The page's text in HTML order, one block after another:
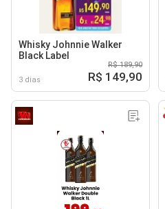
Whisky Johnnie Walker
Black Label
3 dias
R$ 189,90
R$ 149,90